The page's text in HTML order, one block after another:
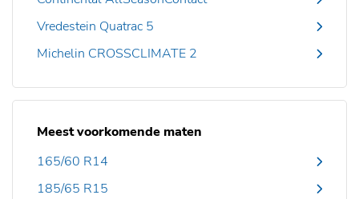
Vredestein Quatrac 5
Michelin CROSSCLIMATE 2
Meest voorkomende maten
165/60 R14
185/65 R15